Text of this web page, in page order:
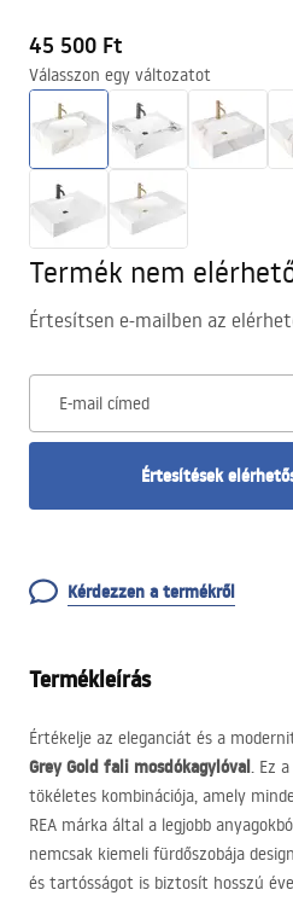
45 500 Ft
Válasszon egy változatot
Termék nem
Értesítsen e-mailben az
E-mail címed
Értesítések
Kérdezzen a termékről
Termékleírás
Értékelje az eleganciát és a
Grey Gold fali mosdókagylóval. Ez
tökéletes kombinációja, amely
REA márka által a legjobb
nemcsak kiemeli fürdőszobája
és tartósságot is biztosít hosszú